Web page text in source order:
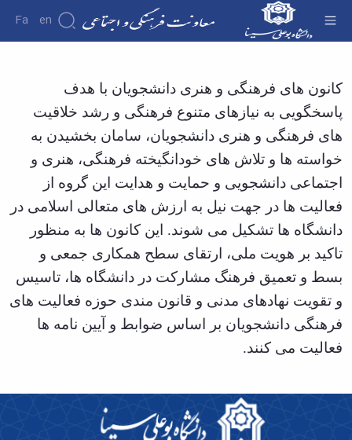
Fa En
درباره
معاونت
درباره
معرفی
معاون
اهداف
و
وظایف
ساختار
سازمانی
مدیر
برنامه
ریزی
فرهنگی
و
اجتماعی
حمایت
کانون های فرهنگی و هنری دانشجویان با هدف
پاسخگویی به نیازهای متنوع فرهنگی و رشد خلاقیت
های فرهنگی و هنری دانشجویان، سامان بخشیدن به
خواسته ها و تلاش های خودانگیخته فرهنگی، هنری و
اجتماعی دانشجویی و حمایت و هدایت این گروه از
فعالیت ها در جهت نیل به ارزش های متعالی اسلامی در
دانشگاه ها تشکیل می شوند. این کانون ها به منظور
تاکید بر هویت ملی، ارتقای سطح همکاری جمعی و
بسط و تعمیق فرهنگ مشارکت در دانشگاه ها، تاسیس
و تقویت نهادهای مدنی و قانون مندی حوزه فعالیت های
فرهنگی دانشجویان بر اساس ضوابط و آیین نامه ها
فعالیت می کنند.